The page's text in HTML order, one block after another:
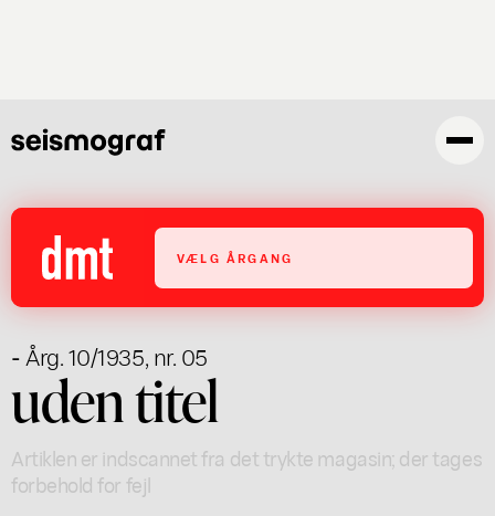
VÆLG ÅRGANG
- Årg. 10/1935, nr. 05
uden titel
Artiklen er indscannet fra det trykte magasin; der tages
forbehold for fejl